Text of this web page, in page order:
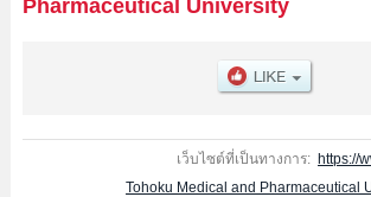
ด้วยดังนั้นขอเชิญใช้บริการค้นหาข้อมูลตามอัธยาศัย
Pharmaceutical University
เว็บไซต์ที่เป็นทางการ: https://
Tohoku Medical and Pharmaceutical